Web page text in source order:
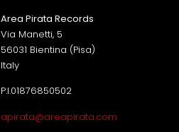
Area Pirata Records
Via Manetti, 5
56031 Bientina (Pisa)
Italy
P.I.01876850502
apirata@areapirata.com